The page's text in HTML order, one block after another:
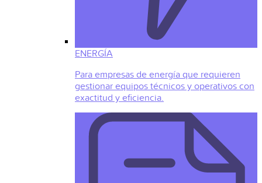
ENERGÍA
Para empresas de energía que requieren
gestionar equipos técnicos y operativos con
exactitud y eficiencia.